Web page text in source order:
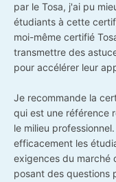
par le Tosa, j'ai pu
étudiants à cette
moi-même certifié
transmettre des
pour accélérer leur
Je recommande la
qui est une référence
le milieu
efficacement les
exigences du marché
posant des questions